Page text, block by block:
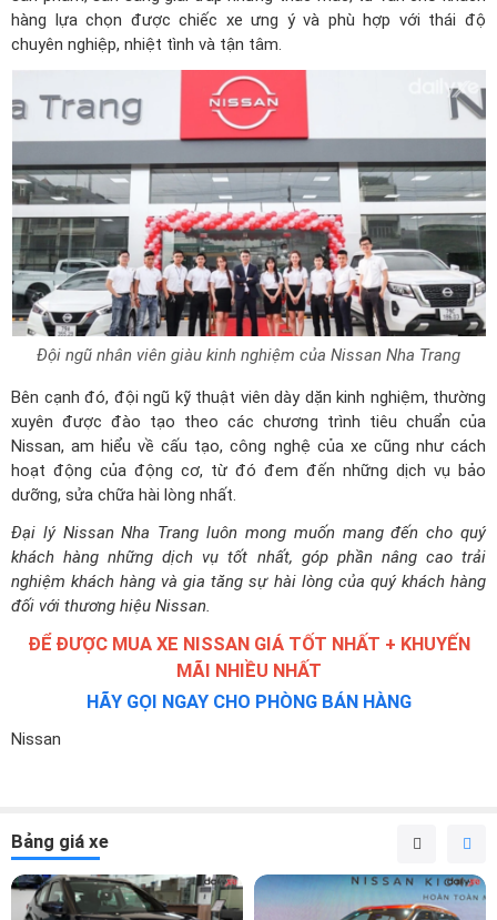
hàng lựa chọn được chiếc xe ưng ý và phù hợp với thái độ
chuyên nghiệp, nhiệt tình và tận tâm.
Đội ngũ nhân viên giàu kinh nghiệm của Nissan Nha Trang
Bên cạnh đó, đội ngũ kỹ thuật viên dày dặn kinh nghiệm, thường
xuyên được đào tạo theo các chương trình tiêu chuẩn của
Nissan, am hiểu về cấu tạo, công nghệ của xe cũng như cách
hoạt động của động cơ, từ đó đem đến những dịch vụ bảo
dưỡng, sửa chữa hài lòng nhất.
Đại lý Nissan Nha Trang luôn mong muốn mang đến cho quý
khách hàng những dịch vụ tốt nhất, góp phần nâng cao trải
nghiệm khách hàng và gia tăng sự hài lòng của quý khách hàng
đối với thương hiệu Nissan.
ĐỂ ĐƯỢC MUA XE NISSAN GIÁ TỐT NHẤT + KHUYẾN
MÃI NHIỀU NHẤT
HÃY GỌI NGAY CHO PHÒNG BÁN HÀNG
Nissan
Bảng giá xe